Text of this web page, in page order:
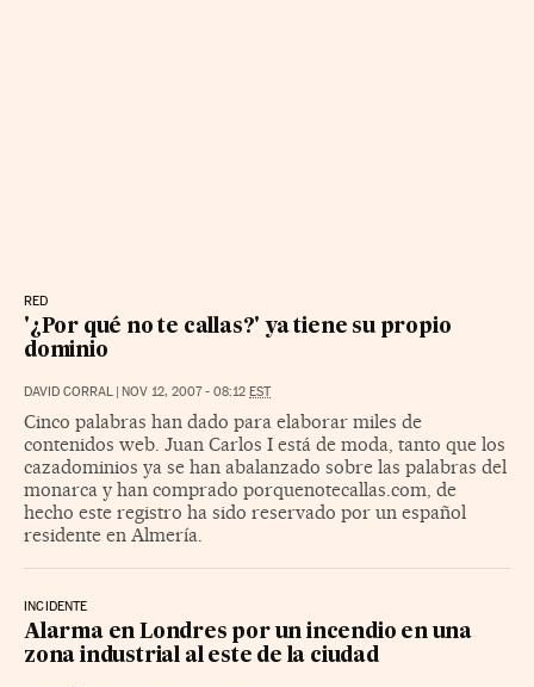
RED
'¿Por qué no te callas?' ya tiene su propio
dominio
DAVID CORRAL | NOV 12, 2007 - 08:12 EST
Cinco palabras han dado para elaborar miles de
contenidos web. Juan Carlos I está de moda, tanto que los
cazadominios ya se han abalanzado sobre las palabras del
monarca y han comprado porquenotecallas.com, de
hecho este registro ha sido reservado por un español
residente en Almería.
INCIDENTE
Alarma en Londres por un incendio en una
zona industrial al este de la ciudad